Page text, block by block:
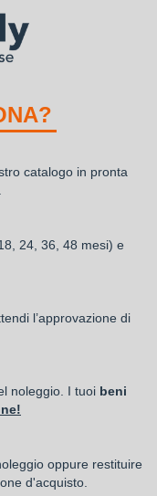
catalogo in pronta
24, 36, 48 mesi) e
l’approvazione di
noleggio. I tuoi beni
oppure restituire
d'acquisto.